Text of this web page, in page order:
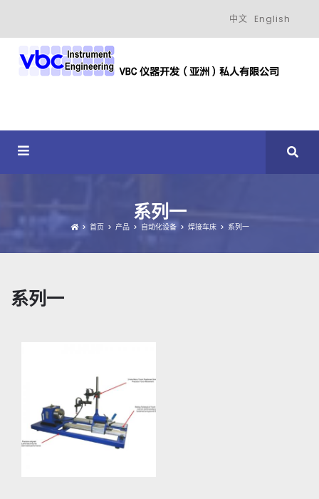
中文 English
系列一
首页 产品 自动化设备 焊接车床 系列一
系列一